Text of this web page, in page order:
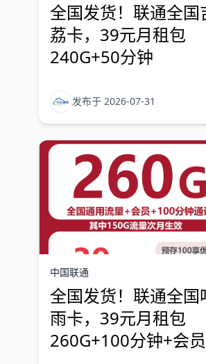
全国发货！联通全国
荔卡，39元月租包
240G+50分钟
发布于 2026-07-31
中国联通
全国发货！联通全国
雨卡，39元月租包
260G+100分钟+会员